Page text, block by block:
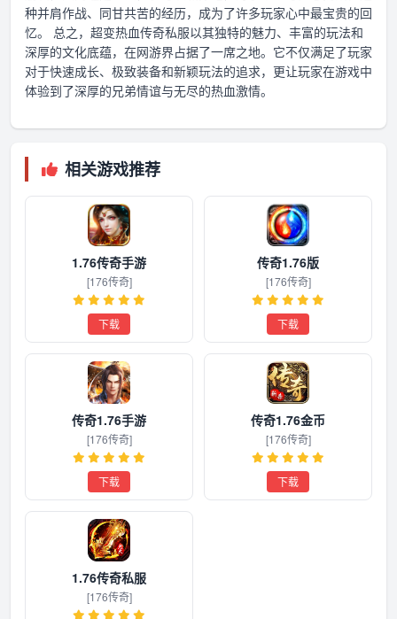
种并肩作战、同甘共苦的经历，成为了许多玩家心中最宝贵的回
忆。 总之，超变热血传奇私服以其独特的魅力、丰富的玩法和
深厚的文化底蕴，在网游界占据了一席之地。它不仅满足了玩家
对于快速成长、极致装备和新颖玩法的追求，更让玩家在游戏中
体验到了深厚的兄弟情谊与无尽的热血激情。
相关游戏推荐
1.76传奇手游
[176传奇]
下载
传奇1.76版
[176传奇]
下载
传奇1.76手游
[176传奇]
下载
传奇1.76金币
[176传奇]
下载
1.76传奇私服
[176传奇]